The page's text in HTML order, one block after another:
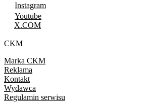
Instagram
Youtube
X.COM
CKM
Marka CKM
Reklama
Kontakt
Wydawca
Regulamin serwisu